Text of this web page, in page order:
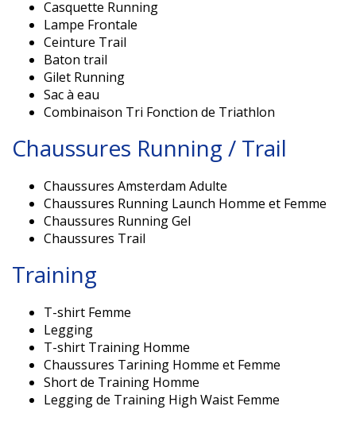
Casquette Running
Lampe Frontale
Ceinture Trail
Baton trail
Gilet Running
Sac à eau
Combinaison Tri Fonction de Triathlon
Chaussures Running / Trail
Chaussures Amsterdam Adulte
Chaussures Running Launch Homme et Femme
Chaussures Running Gel
Chaussures Trail
Training
T-shirt Femme
Legging
T-shirt Training Homme
Chaussures Tarining Homme et Femme
Short de Training Homme
Legging de Training High Waist Femme